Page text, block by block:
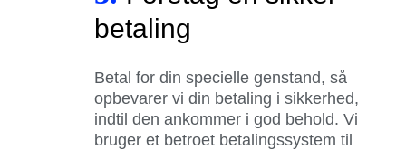
betaling
Betal for din specielle genstand, så
opbevarer vi din betaling i sikkerhed,
indtil den ankommer i god behold. Vi
bruger et betroet betalingssystem til